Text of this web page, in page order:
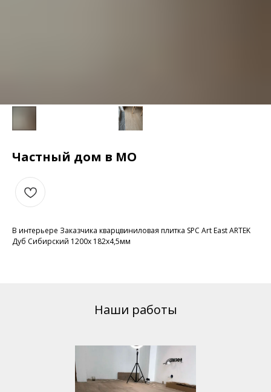
Частный дом в МО
В интерьере Заказчика кварцвиниловая плитка SPC Art East ARTEK
Дуб Сибирский 1200х 182х4,5мм
Наши работы